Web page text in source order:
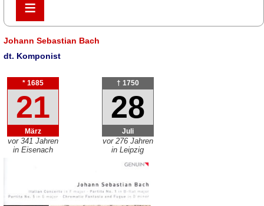
≡
≡
Johann Sebastian Bach
dt. Komponist
* 1685
21
März
vor 341 Jahren
in Eisenach
† 1750
28
Juli
vor 276 Jahren
in Leipzig